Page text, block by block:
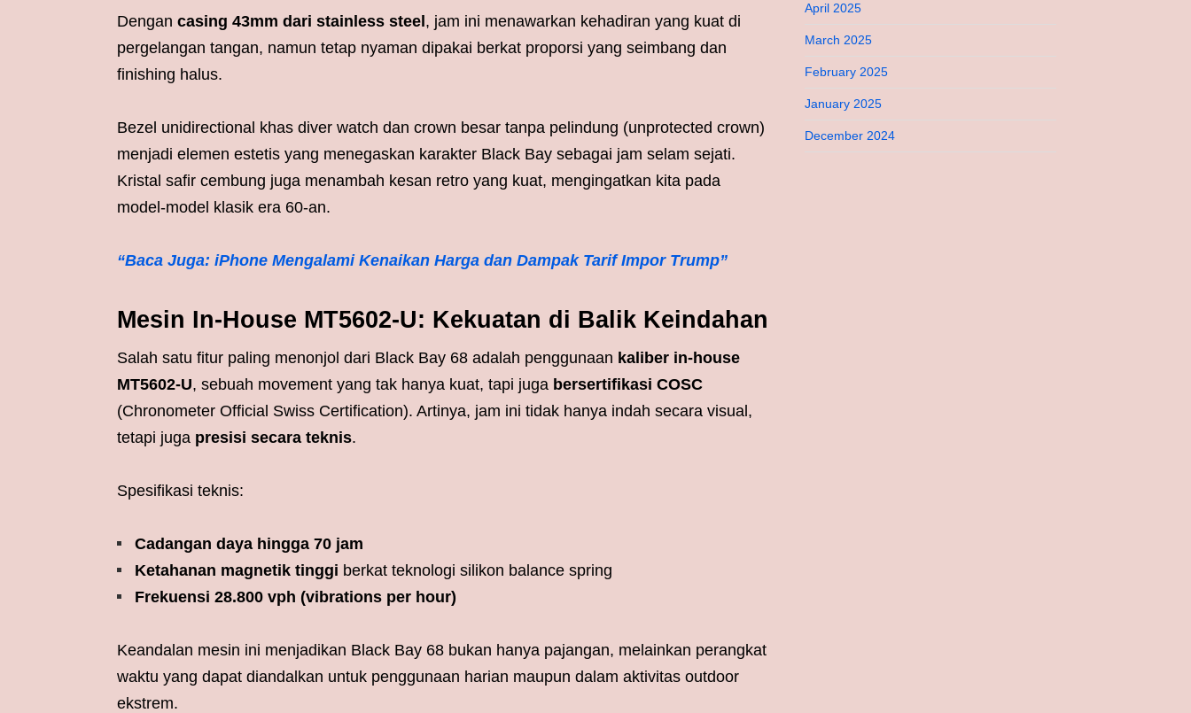
Dengan casing 43mm dari stainless steel , jam ini menawarkan kehadiran yang kuat di
pergelangan tangan, namun tetap nyaman dipakai berkat proporsi yang seimbang dan
finishing halus.
Bezel unidirectional khas diver watch dan crown besar tanpa pelindung (unprotected crown)
menjadi elemen estetis yang menegaskan karakter Black Bay sebagai jam selam sejati.
Kristal safir cembung juga menambah kesan retro yang kuat, mengingatkan kita pada
model-model klasik era 60-an.
“Baca Juga: iPhone Mengalami Kenaikan Harga dan Dampak Tarif Impor Trump”
Mesin In-House MT5602-U: Kekuatan di Balik Keindahan
Salah satu fitur paling menonjol dari Black Bay 68 adalah penggunaan kaliber in-house
MT5602-U, sebuah movement yang tak hanya kuat, tapi juga bersertifikasi COSC
(Chronometer Official Swiss Certification). Artinya, jam ini tidak hanya indah secara visual,
tetapi juga presisi secara teknis.
Spesifikasi teknis:
Cadangan daya hingga 70 jam
Ketahanan magnetik tinggi berkat teknologi silikon balance spring
Frekuensi 28.800 vph (vibrations per hour)
Keandalan mesin ini menjadikan Black Bay 68 bukan hanya pajangan, melainkan perangkat
waktu yang dapat diandalkan untuk penggunaan harian maupun dalam aktivitas outdoor
ekstrem.
April 2025
March 2025
February 2025
January 2025
December 2024